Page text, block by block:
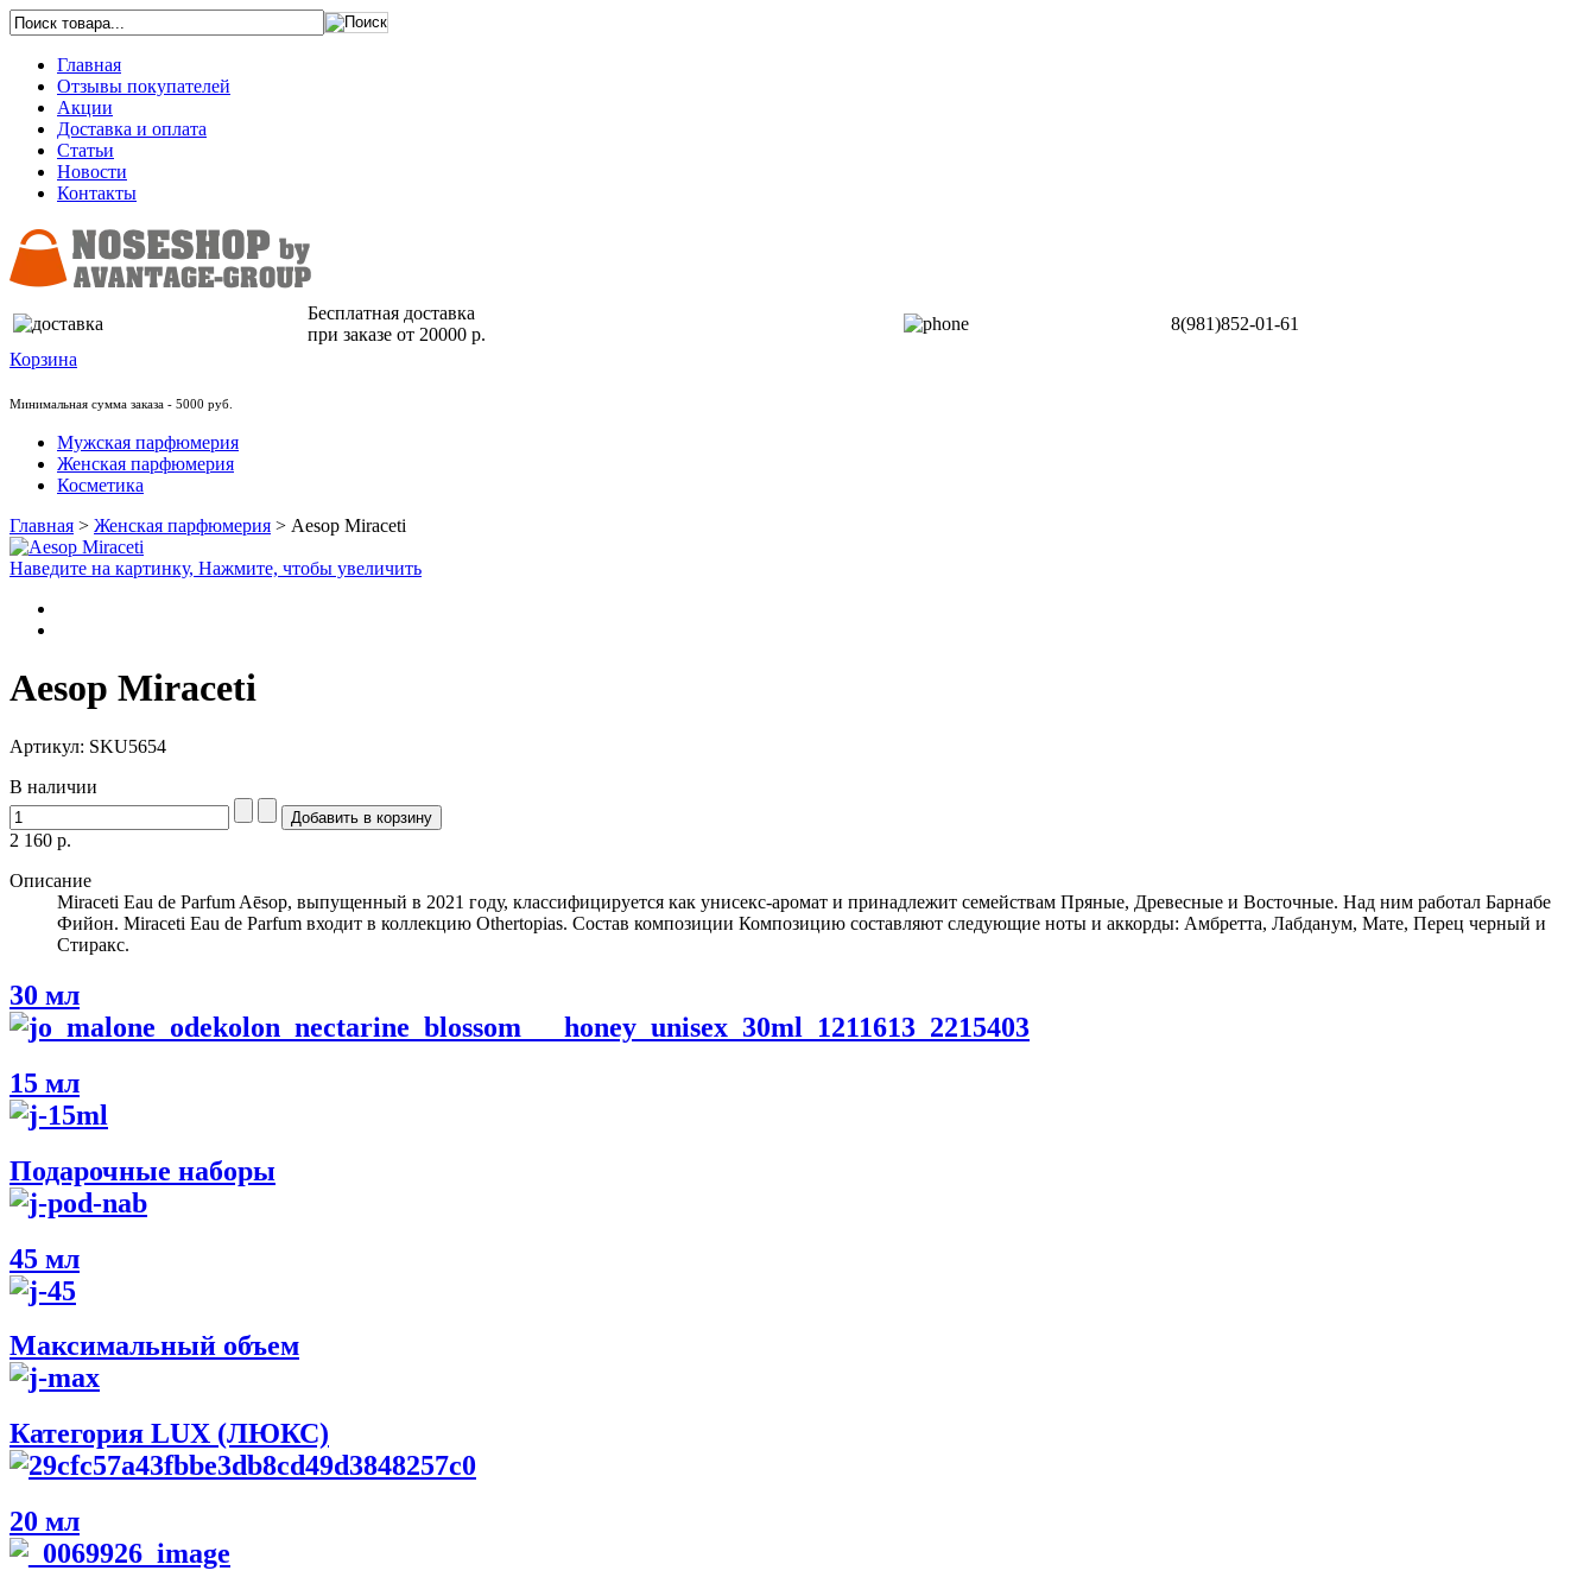
Главная
Отзывы покупателей
Акции
Доставка и оплата
Статьи
Новости
Контакты
Бесплатная доставка
при заказе от 20000 р.
8(981)852-01-61
Корзина
Минимальная сумма заказа - 5000 руб.
Мужская парфюмерия
Женская парфюмерия
Косметика
Главная > Женская парфюмерия > Aesop Miraceti
Наведите на картинку, Нажмите, чтобы увеличить
Aesop Miraceti
Артикул: SKU5654
В наличии
2 160 р.
Описание
Miraceti Eau de Parfum Aēsop, выпущенный в 2021 году, классифицируется как унисекс-аромат и принадлежит семействам Пряные, Древесные и Восточные. Над ним работал Барнабе
Фийон. Miraceti Eau de Parfum входит в коллекцию Othertopias. Состав композиции Композицию составляют следующие ноты и аккорды: Амбретта, Лабданум, Мате, Перец черный и
Стиракс.
30 мл
15 мл
Подарочные наборы
45 мл
Максимальный объем
Категория LUX (ЛЮКС)
20 мл